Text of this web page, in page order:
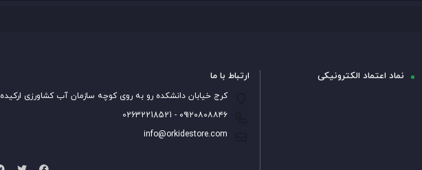
نماد اعتماد الکترونیکی ارتباط با ما
کرج خیابان دانشکده رو به روی کوچه سازمان آب کشاورزی ارکیده
۰۹۱۲۰۸۰۸۸۴۶ - 02632218521
info@orkidestore.com